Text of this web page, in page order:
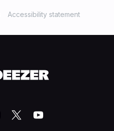
Accessibility statement